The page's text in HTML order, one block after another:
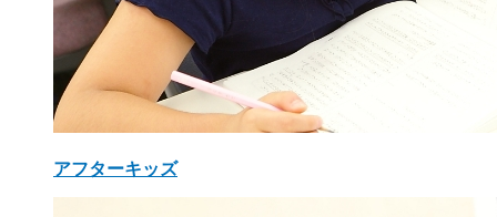
アフターキッズ